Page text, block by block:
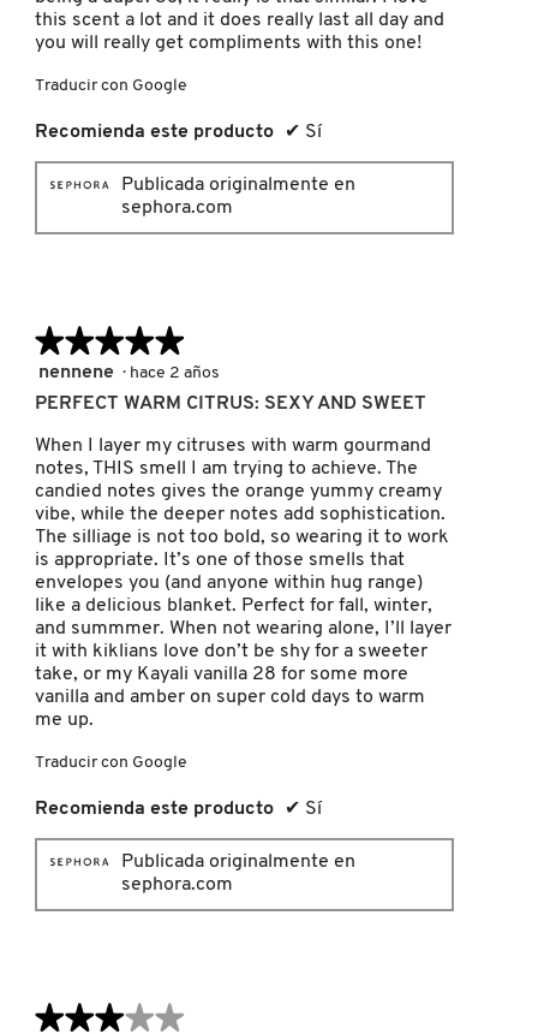
GIVENCHY
GUCCI
GUERLAIN
HUDA BEAUTY
HUGO BOSS
ILIA
ISDIN
this scent a lot and it does really last all day and
you will really get compliments with this one!
Traducir con Google
Recomienda este producto ✔ Sí
Publicada originalmente en
sephora.com
★★★★★
★★★★★
5
de
estrellas.
nennene · hace 2 años
PERFECT WARM CITRUS: SEXY AND SWEET
When I layer my citruses with warm gourmand
notes, THIS smell I am trying to achieve. The
candied notes gives the orange yummy creamy
vibe, while the deeper notes add sophistication.
The silliage is not too bold, so wearing it to work
is appropriate. It’s one of those smells that
envelopes you (and anyone within hug range)
like a delicious blanket. Perfect for fall, winter,
and summmer. When not wearing alone, I’ll layer
it with kiklians love don’t be shy for a sweeter
take, or my Kayali vanilla 28 for some more
vanilla and amber on super cold days to warm
me up.
Traducir con Google
Recomienda este producto ✔ Sí
Publicada originalmente en
sephora.com
★★★★★
★★★★★